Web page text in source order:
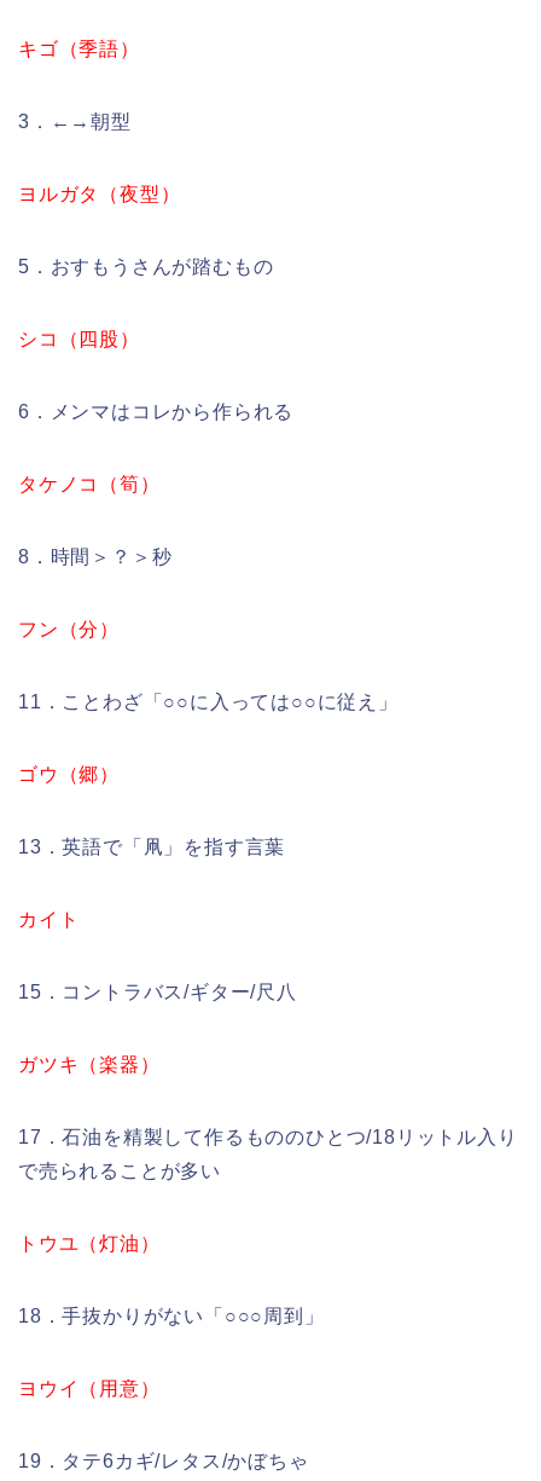
キゴ（季語）
3．←→朝型
ヨルガタ（夜型）
5．おすもうさんが踏むもの
シコ（四股）
6．メンマはコレから作られる
タケノコ（筍）
8．時間＞？＞秒
フン（分）
11．ことわざ「○○に入っては○○に従え」
ゴウ（郷）
13．英語で「凧」を指す言葉
カイト
15．コントラバス/ギター/尺八
ガツキ（楽器）
17．石油を精製して作るもののひとつ/18リットル入り
で売られることが多い
トウユ（灯油）
18．手抜かりがない「○○○周到」
ヨウイ（用意）
19．タテ6カギ/レタス/かぼちゃ